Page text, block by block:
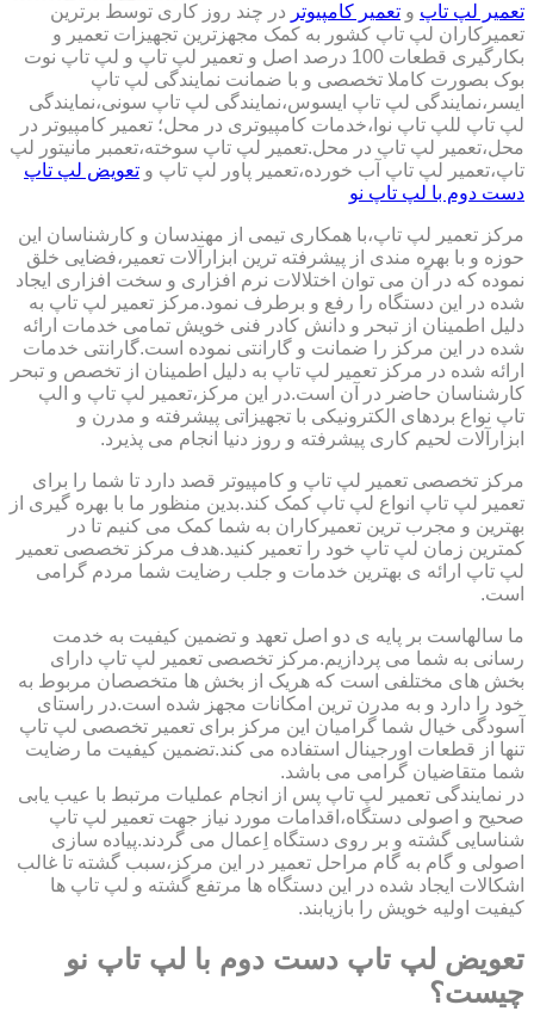
تعمیر لپ تاپ و تعمیر کامپیوتر در چند روز کاری توسط برترین
تعمیرکاران لپ تاپ کشور به کمک مجهزترین تجهیزات تعمیر و
بکارگیری قطعات 100 درصد اصل و تعمیر لپ تاپ و لپ تاپ نوت
بوک بصورت کاملا تخصصی و با ضمانت نمایندگی لپ تاپ
ایسر،نمایندگی لپ تاپ ایسوس،نمایندگی لپ تاپ سونی،نمایندگی
لپ تاپ للپ تاپ نوا،خدمات کامپیوتری در محل؛ تعمیر کامپیوتر در
محل،تعمیر لپ تاپ در محل.تعمیر لپ تاپ سوخته،تعمبر مانیتور لپ
تاپ،تعمیر لپ تاپ آب خورده،تعمیر پاور لپ تاپ و تعویض لپ تاپ
دست دوم با لپ تاپ نو
مرکز تعمیر لپ تاپ،با همکاری تیمی از مهندسان و کارشناسان این
حوزه و با بهره مندی از پیشرفته ترین ابزارآلات تعمیر،فضایی خلق
نموده که در آن می توان اختلالات نرم افزاری و سخت افزاری ایجاد
شده در این دستگاه را رفع و برطرف نمود.مرکز تعمیر لپ تاپ به
دلیل اطمینان از تبحر و دانش کادر فنی خویش تمامی خدمات ارائه
شده در این مرکز را ضمانت و گارانتی نموده است.گارانتی خدمات
ارائه شده در مرکز تعمیر لپ تاپ به دلیل اطمینان از تخصص و تبحر
کارشناسان حاضر در آن است.در این مرکز،تعمیر لپ تاپ و الپ
تاپ نواع بردهای الکترونیکی با تجهیزاتی پیشرفته و مدرن و
ابزارآلات لحیم کاری پیشرفته و روز دنیا انجام می پذیرد.
مرکز تخصصی تعمیر لپ تاپ و کامپیوتر قصد دارد تا شما را برای
تعمیر لپ تاپ انواع لپ تاپ کمک کند.بدین منظور ما با بهره گیری از
بهترین و مجرب ترین تعمیرکاران به شما کمک می کنیم تا در
کمترین زمان لپ تاپ خود را تعمیر کنید.هدف مرکز تخصصی تعمیر
لپ تاپ ارائه ی بهترین خدمات و جلب رضایت شما مردم گرامی
است.
ما سالهاست بر پایه ی دو اصل تعهد و تضمین کیفیت به خدمت
رسانی به شما می پردازیم.مرکز تخصصی تعمیر لپ تاپ دارای
بخش های مختلفی است که هریک از بخش ها متخصصان مربوط به
خود را دارد و به مدرن ترین امکانات مجهز شده است.در راستای
آسودگی خیال شما گرامیان این مرکز برای تعمیر تخصصی لپ تاپ
تنها از قطعات اورجینال استفاده می کند.تضمین کیفیت ما رضایت
شما متقاضیان گرامی می باشد.
در نمایندگی تعمیر لپ تاپ پس از انجام عملیات مرتبط با عیب یابی
صحیح و اصولی دستگاه،اقدامات مورد نیاز جهت تعمیر لپ تاپ
شناسایی گشته و بر روی دستگاه اِعمال می گردند.پیاده سازی
اصولی و گام به گام مراحل تعمیر در این مرکز،سبب گشته تا غالب
اشکالات ایجاد شده در این دستگاه ها مرتفع گشته و لپ تاپ ها
کیفیت اولیه خویش را بازیابند.
تعویض لپ تاپ دست دوم با لپ تاپ نو
چیست؟